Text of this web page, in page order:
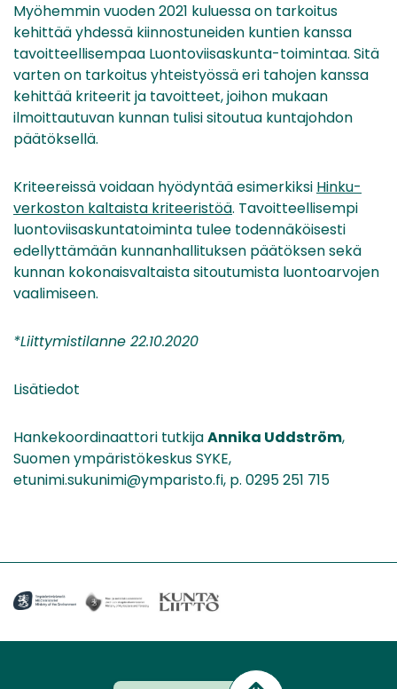
Myöhemmin vuoden 2021 kuluessa on tarkoitus
kehittää yhdessä kiinnostuneiden kuntien kanssa
tavoitteellisempaa Luontoviisaskunta-toimintaa. Sitä
varten on tarkoitus yhteistyössä eri tahojen kanssa
kehittää kriteerit ja tavoitteet, joihon mukaan
ilmoittautuvan kunnan tulisi sitoutua kuntajohdon
päätöksellä.
Kriteereissä voidaan hyödyntää esimerkiksi Hinku-
verkoston kaltaista kriteeristöä. Tavoitteellisempi
luontoviisaskuntatoiminta tulee todennäköisesti
edellyttämään kunnanhallituksen päätöksen sekä
kunnan kokonaisvaltaista sitoutumista luontoarvojen
vaalimiseen.
*Liittymistilanne 22.10.2020
Lisätiedot
Hankekoordinaattori tutkijaAnnika Uddström,
Suomen ympäristökeskus SYKE,
etunimi.sukunimi@ymparisto.fi, p. 0295 251 715